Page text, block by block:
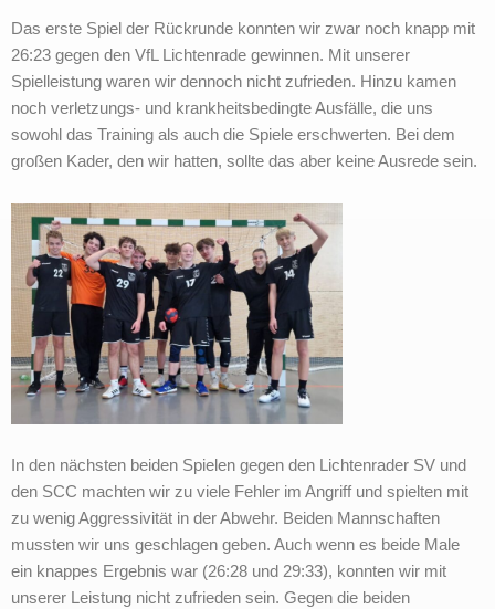
Das erste Spiel der Rückrunde konnten wir zwar noch knapp mit
26:23 gegen den VfL Lichtenrade gewinnen. Mit unserer
Spielleistung waren wir dennoch nicht zufrieden. Hinzu kamen
noch verletzungs- und krankheitsbedingte Ausfälle, die uns
sowohl das Training als auch die Spiele erschwerten. Bei dem
großen Kader, den wir hatten, sollte das aber keine Ausrede sein.
In den nächsten beiden Spielen gegen den Lichtenrader SV und
den SCC machten wir zu viele Fehler im Angriff und spielten mit
zu wenig Aggressivität in der Abwehr. Beiden Mannschaften
mussten wir uns geschlagen geben. Auch wenn es beide Male
ein knappes Ergebnis war (26:28 und 29:33), konnten wir mit
unserer Leistung nicht zufrieden sein. Gegen die beiden